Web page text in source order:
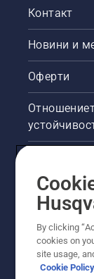
Контакт
Новини и
Оферти
Други
By clicking
cookies on
site usage,
Cookie Policy